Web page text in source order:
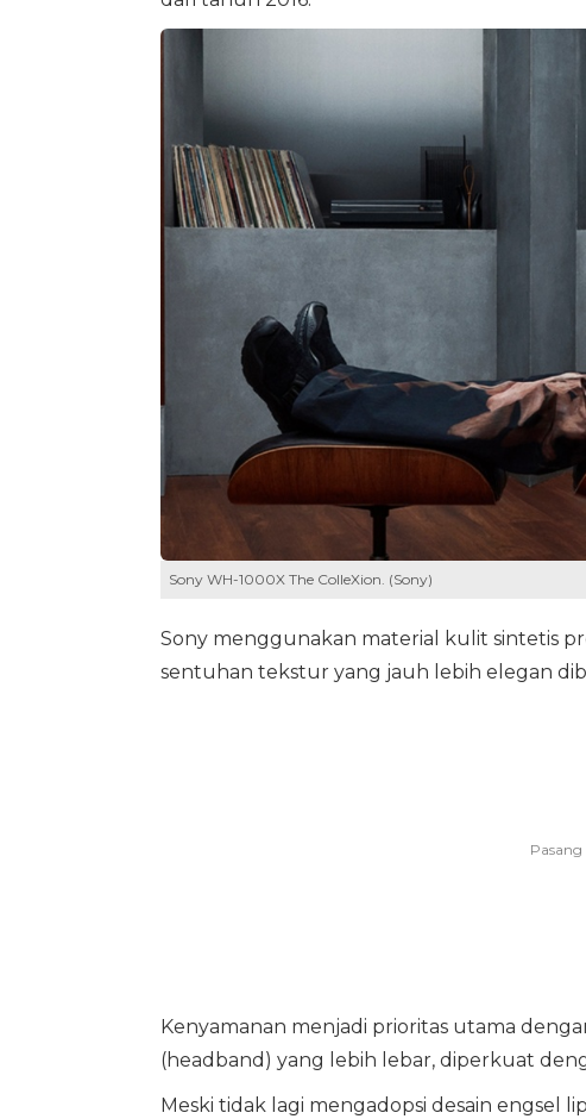
Sony WH-1000X The ColleXion. (Sony)
Sony menggunakan material kulit sintetis
sentuhan tekstur yang jauh lebih elegan
Kenyamanan menjadi prioritas utama
(headband) yang lebih lebar, diperkuat
Meski tidak lagi mengadopsi desain engsel